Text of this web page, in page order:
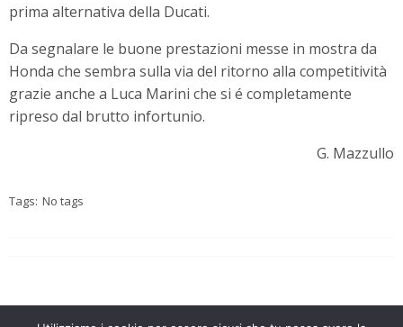
prima alternativa della Ducati.
Da segnalare le buone prestazioni messe in mostra da
Honda che sembra sulla via del ritorno alla competitività
grazie anche a Luca Marini che si é completamente
ripreso dal brutto infortunio.
G. Mazzullo
Tags: No tags